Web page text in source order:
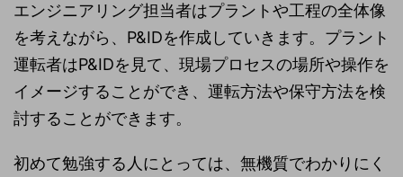
エンジニアリング担当者はプラントや工程の全体像
を考えながら、P&IDを作成していきます。プラント
運転者はP&IDを見て、現場プロセスの場所や操作を
イメージすることができ、運転方法や保守方法を検
討することができます。
初めて勉強する人にとっては、無機質でわかりにく